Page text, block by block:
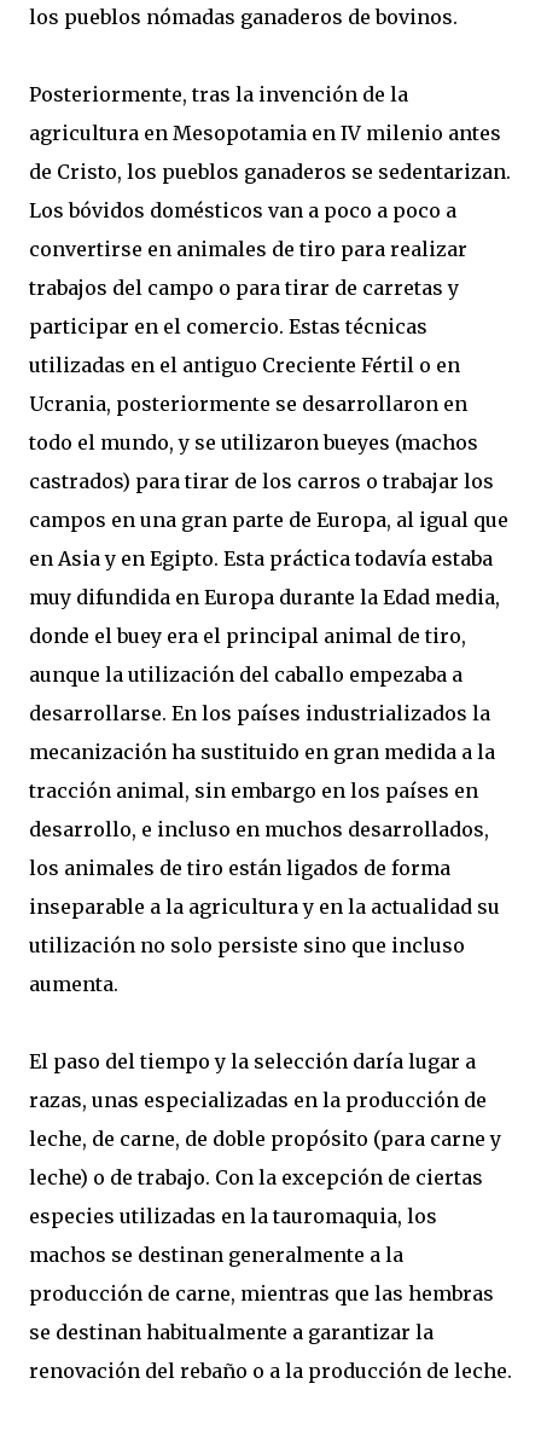
los pueblos nómadas ganaderos de bovinos.
Posteriormente, tras la invención de la
agricultura en Mesopotamia en IV milenio antes
de Cristo, los pueblos ganaderos se sedentarizan.
Los bóvidos domésticos van a poco a poco a
convertirse en animales de tiro para realizar
trabajos del campo o para tirar de carretas y
participar en el comercio. Estas técnicas
utilizadas en el antiguo Creciente Fértil o en
Ucrania, posteriormente se desarrollaron en
todo el mundo, y se utilizaron bueyes (machos
castrados) para tirar de los carros o trabajar los
campos en una gran parte de Europa, al igual que
en Asia y en Egipto. Esta práctica todavía estaba
muy difundida en Europa durante la Edad media,
donde el buey era el principal animal de tiro,
aunque la utilización del caballo empezaba a
desarrollarse. En los países industrializados la
mecanización ha sustituido en gran medida a la
tracción animal, sin embargo en los países en
desarrollo, e incluso en muchos desarrollados,
los animales de tiro están ligados de forma
inseparable a la agricultura y en la actualidad su
utilización no solo persiste sino que incluso
aumenta.
El paso del tiempo y la selección daría lugar a
razas, unas especializadas en la producción de
leche, de carne, de doble propósito (para carne y
leche) o de trabajo. Con la excepción de ciertas
especies utilizadas en la tauromaquia, los
machos se destinan generalmente a la
producción de carne, mientras que las hembras
se destinan habitualmente a garantizar la
renovación del rebaño o a la producción de leche.